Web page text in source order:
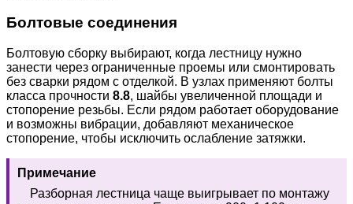
Болтовые соединения
Болтовую сборку выбирают, когда лестницу нужно
занести через ограниченные проемы или смонтировать
без сварки рядом с отделкой. В узлах применяют болты
класса прочности 8.8, шайбы увеличенной площади и
стопорение резьбы. Если рядом работает оборудование
и возможны вибрации, добавляют механическое
стопорение, чтобы исключить ослабление затяжки.
Примечание
Разборная лестница чаще выигрывает по монтажу